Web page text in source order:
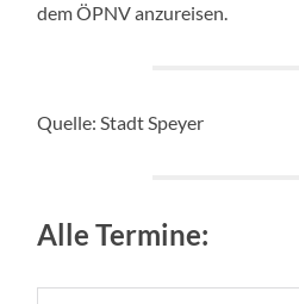
dem ÖPNV anzureisen.
Quelle: Stadt Speyer
Alle Termine: